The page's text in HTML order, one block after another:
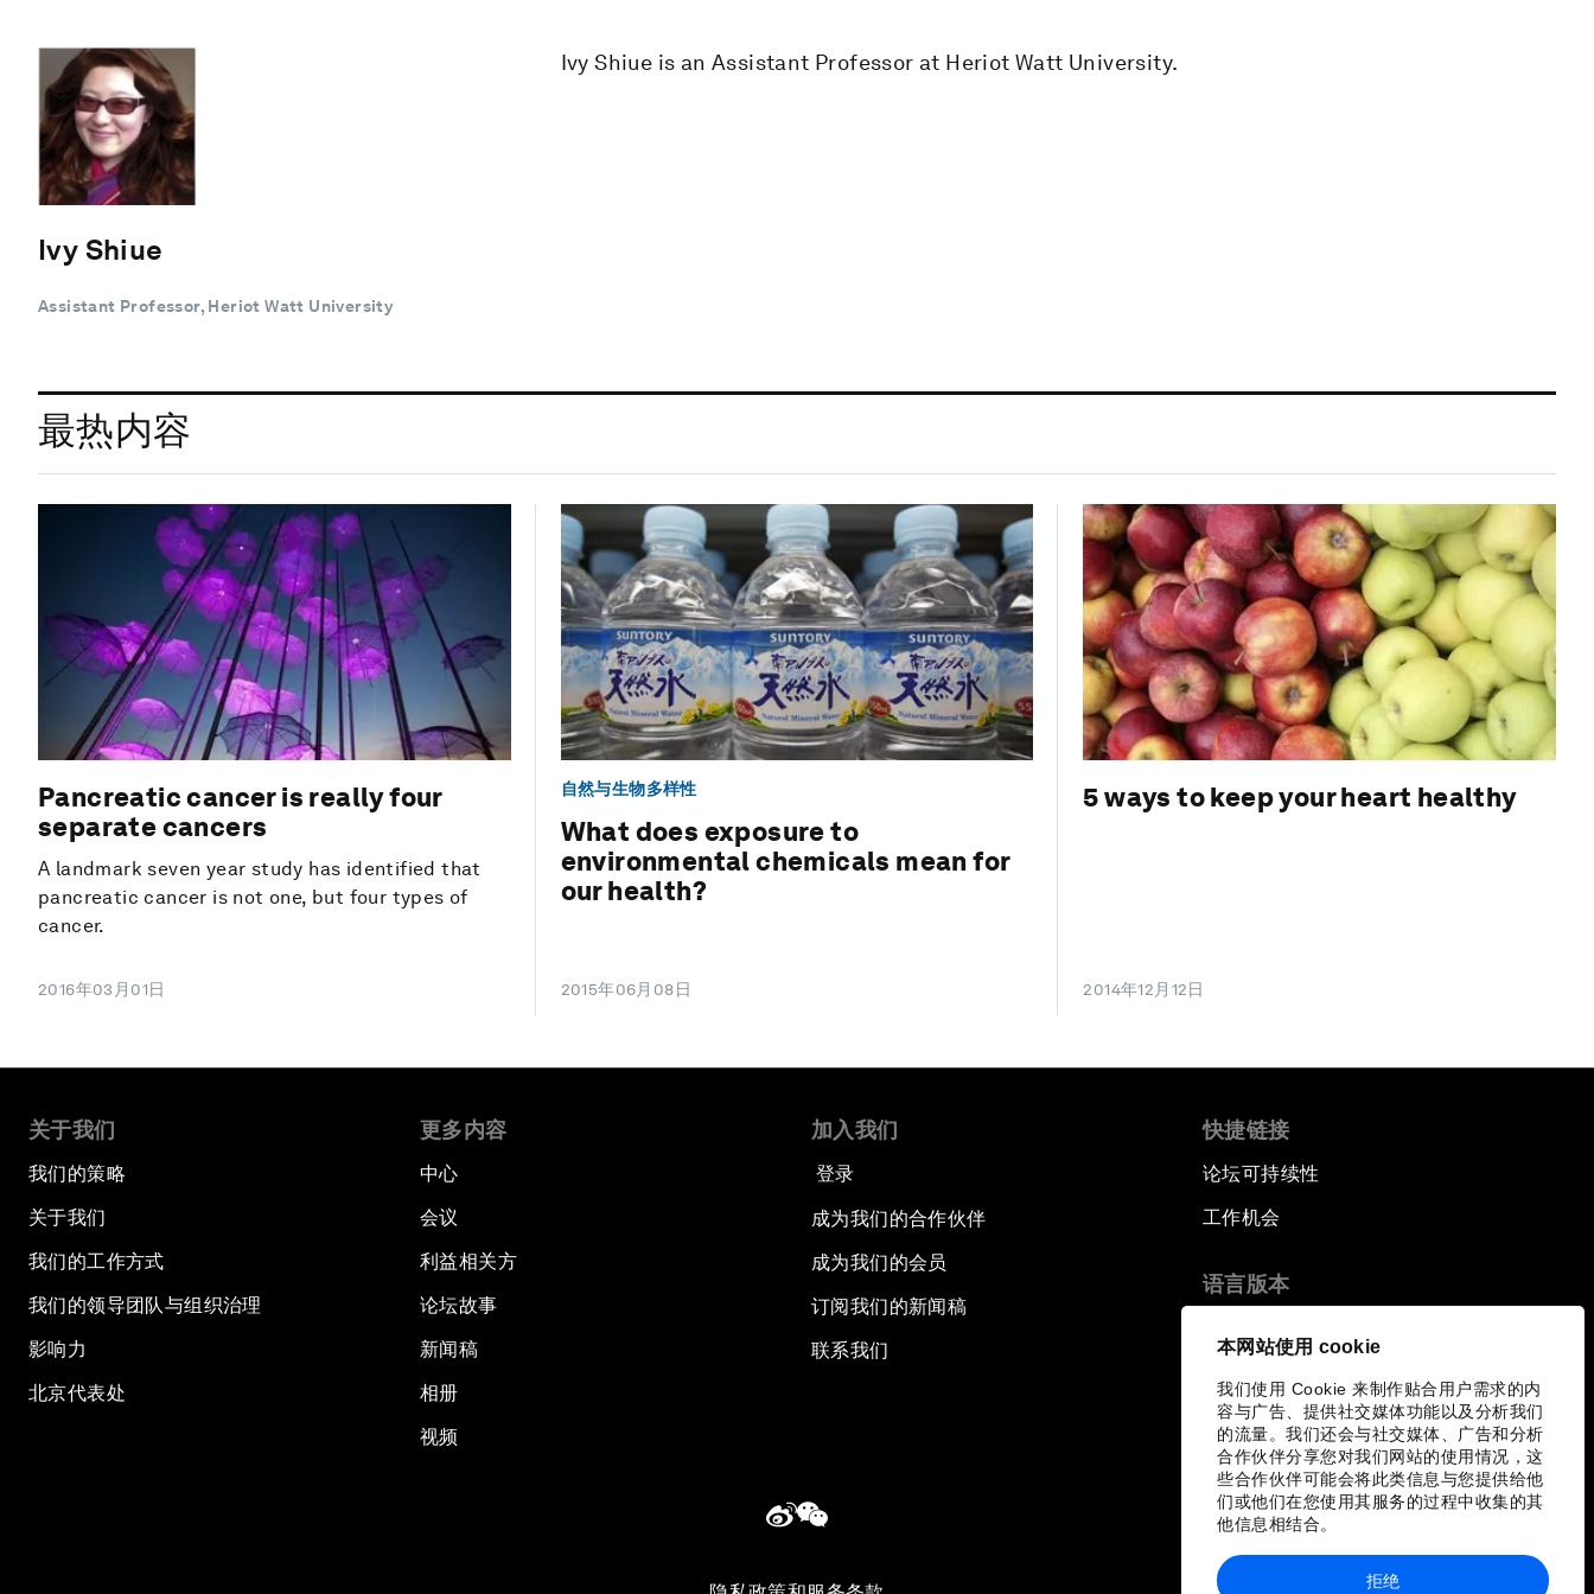
本网站使用 cookie
我们使用 Cookie 来制作贴合用户需求的内
容与广告、提供社交媒体功能以及分析我们
的流量。我们还会与社交媒体、广告和分析
合作伙伴分享您对我们网站的使用情况，这
些合作伙伴可能会将此类信息与您提供给他
们或他们在您使用其服务的过程中收集的其
他信息相结合。
拒绝
Ivy Shiue
Assistant Professor, Heriot Watt University
Ivy Shiue is an Assistant Professor at Heriot Watt University.
最热内容
Pancreatic cancer is really four
separate cancers
A landmark seven year study has identified that
pancreatic cancer is not one, but four types of
cancer.
2016年03月01日
自然与生物多样性
What does exposure to
environmental chemicals mean for
our health?
2015年06月08日
5 ways to keep your heart healthy
2014年12月12日
关于我们
我们的策略
关于我们
我们的工作方式
我们的领导团队与组织治理
影响力
北京代表处
更多内容
中心
会议
利益相关方
论坛故事
新闻稿
相册
视频
加入我们
登录
成为我们的合作伙伴
成为我们的会员
订阅我们的新闻稿
联系我们
快捷链接
论坛可持续性
工作机会
语言版本